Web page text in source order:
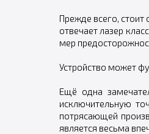
Прежде всего,
отвечает лазер
мер
Устройство может
Ещё одна
исключительную
потрясающей
является весьма